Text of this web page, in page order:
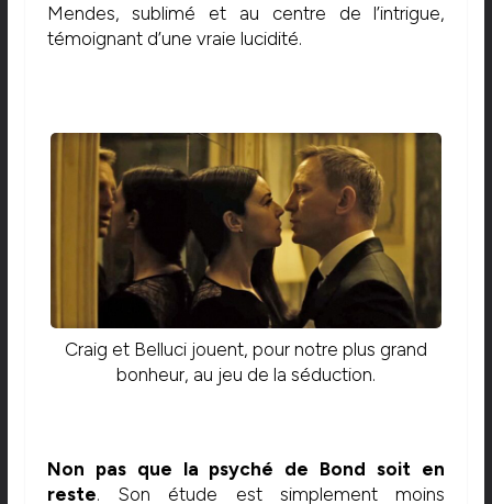
Mendes, sublimé et au centre de l’intrigue,
témoignant d’une vraie lucidité.
Craig et Belluci jouent, pour notre plus grand
bonheur, au jeu de la séduction.
Non pas que la psyché de Bond soit en
reste. Son étude est simplement moins